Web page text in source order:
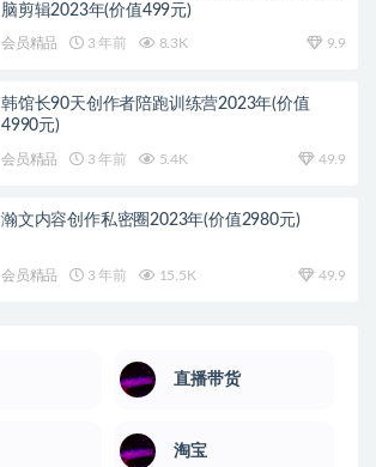
脑剪辑2023年(价值499元)
会员精品 3 年前 8.3K 9.9
韩馆长90天创作者陪跑训练营2023年(价值
4990元)
会员精品 3 年前 5.4K 49.9
瀚文内容创作私密圈2023年(价值2980元)
会员精品 3 年前 15.5K 49.9
直播带货
淘宝